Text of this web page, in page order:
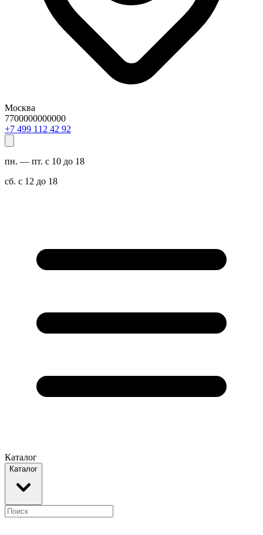
Москва
7700000000000
29 24 211 994 7+
пн. — пт. с 10 до 18
сб. с 12 до 18
Каталог
Каталог